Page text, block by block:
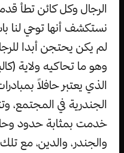
الرجال وكل كائن تطأ
نستكشف أنها توحي لنا
لم يكن يحتجن أبدا
وهو ما تحاكيه ولاية
الذي يعتبر حافلاً
الجندرية في المجتمع،
خدمت بمثابة حدود
والجندر، والدين، مع